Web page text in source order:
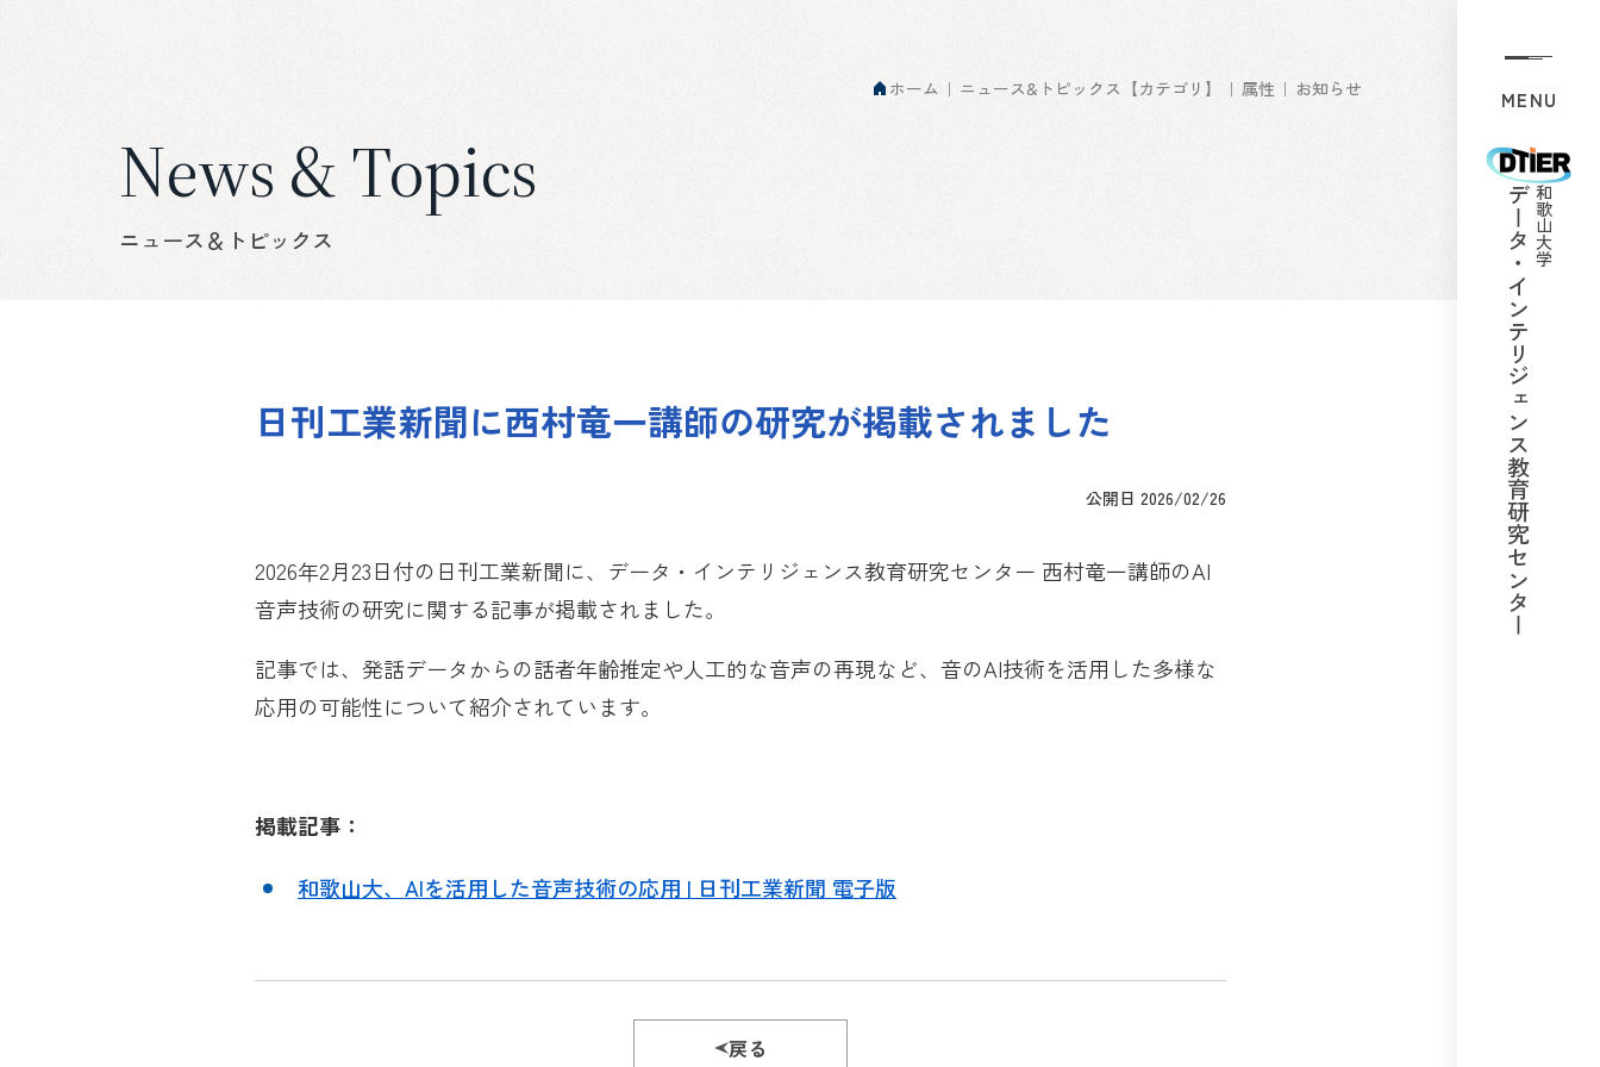
和歌山大学
データ・インテリジェンス
教育研究センター
MENU
ホーム ニュース&トピックス【カテゴリ】 属性 お知らせ
News & Topics
ニュース＆トピックス
日刊工業新聞に西村竜一講師の研究が掲載されました
公開日 2026/02/26
2026年2月23日付の日刊工業新聞に、データ・インテリジェンス教育研究センター 西村竜一講師のAI
音声技術の研究に関する記事が掲載されました。
記事では、発話データからの話者年齢推定や人工的な音声の再現など、音のAI技術を活用した多様な
応用の可能性について紹介されています。
掲載記事：
和歌山大、AIを活用した音声技術の応用 | 日刊工業新聞 電子版
戻る